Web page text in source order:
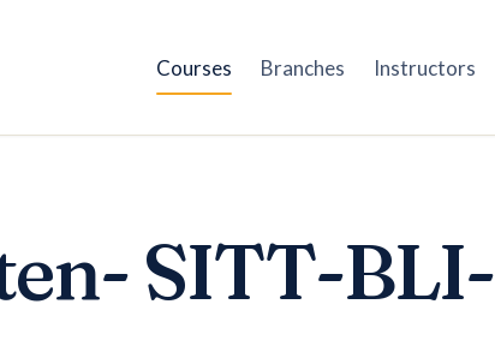
Courses Branches Instructors
SITT-BLI-